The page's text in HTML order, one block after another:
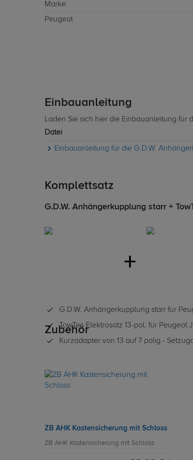
Marke
Peugeot
Einbauanleitung
Laden Sie sich hier die Einbauanleitung
Datei
Einbauanleitung für die G.D.W.
Komplettsatz
G.D.W. Anhängerkupplung starr +
G.D.W. Anhängerkupplung starr für
TowTec Elektrosatz 13-pol. für Peugeot
Kurzadapter von 13 auf 7 polig -
Zubehör
ZB AHK Kastensicherung mit Schloss
ZB AHK Kastensicherung mit Schloss